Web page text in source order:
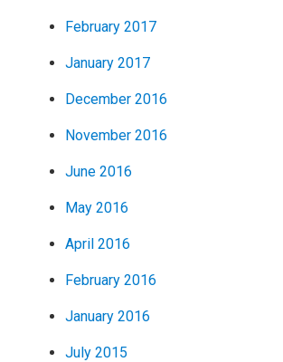
February 2017
January 2017
December 2016
November 2016
June 2016
May 2016
April 2016
February 2016
January 2016
July 2015